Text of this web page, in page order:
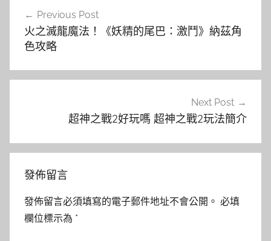
導
覽
Previous Post
火之滅龍魔法！《妖精的尾巴：激鬥》納茲角
色攻略
Next Post
超神之戰2好玩嗎 超神之戰2玩法簡介
發佈留言
發佈留言必須填寫的電子郵件地址不會公開。 必填
欄位標示為 *